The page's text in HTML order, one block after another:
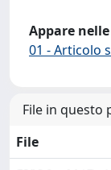
Appare
01 - Articolo
File in questo
File